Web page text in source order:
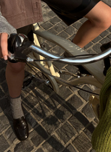
Добавить в корзину
One size